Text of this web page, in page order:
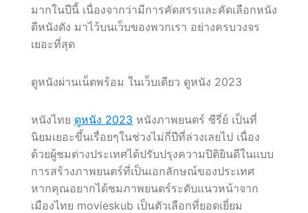
มากในปีนี้ เนื่องจากว่ามีการคัดสรรและคัดเลือกหนัง
ดีหนังดัง มาไว้บนเว็บของพวกเรา อย่างครบวงจร
เยอะที่สุด
ดูหนังผ่านเน็ตพร้อม ในเว็บเดียว ดูหนัง 2023
หนังไทย ดูหนัง 2023 หนังภาพยนตร์ ซีรี่ย์ เป็นที่
นิยมเยอะขึ้นเรื่อยๆในช่วงไม่กี่ปีที่ล่วงเลยไป เนื่อง
ด้วยผู้ชมต่างประเทศได้ปรับปรุงความปิติยินดีในแบบ
การสร้างภาพยนตร์ที่เป็นเอกลักษณ์ของประเทศ
หากคุณอยากได้ชมภาพยนตร์ระดับแนวหน้าจาก
เมืองไทย movieskub เป็นตัวเลือกที่ยอดเยี่ยม